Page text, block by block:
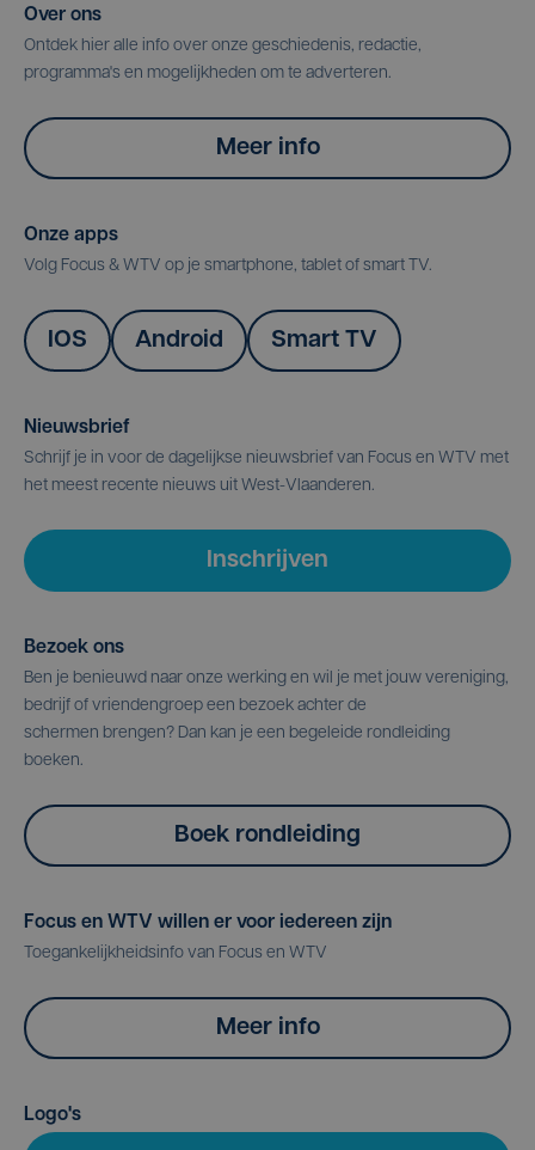
Over ons
Ontdek hier alle info over onze geschiedenis, redactie,
programma's en mogelijkheden om te adverteren.
Meer info
Onze apps
Volg Focus & WTV op je smartphone, tablet of smart TV.
IOS Android Smart TV
Nieuwsbrief
Schrijf je in voor de dagelijkse nieuwsbrief van Focus en WTV met
het meest recente nieuws uit West-Vlaanderen.
Inschrijven
Bezoek ons
Ben je benieuwd naar onze werking en wil je met jouw vereniging,
bedrijf of vriendengroep een bezoek achter de
schermen brengen? Dan kan je een begeleide rondleiding
boeken.
Boek rondleiding
Focus en WTV willen er voor iedereen zijn
Toegankelijkheidsinfo van Focus en WTV
Meer info
Logo's